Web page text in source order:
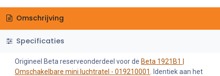
Omschrijving
Specificaties
Origineel Beta reserveonderdeel voor de Beta 1921B1 |
Omschakelbare mini luchtratel - 019210001
. Identiek aan het